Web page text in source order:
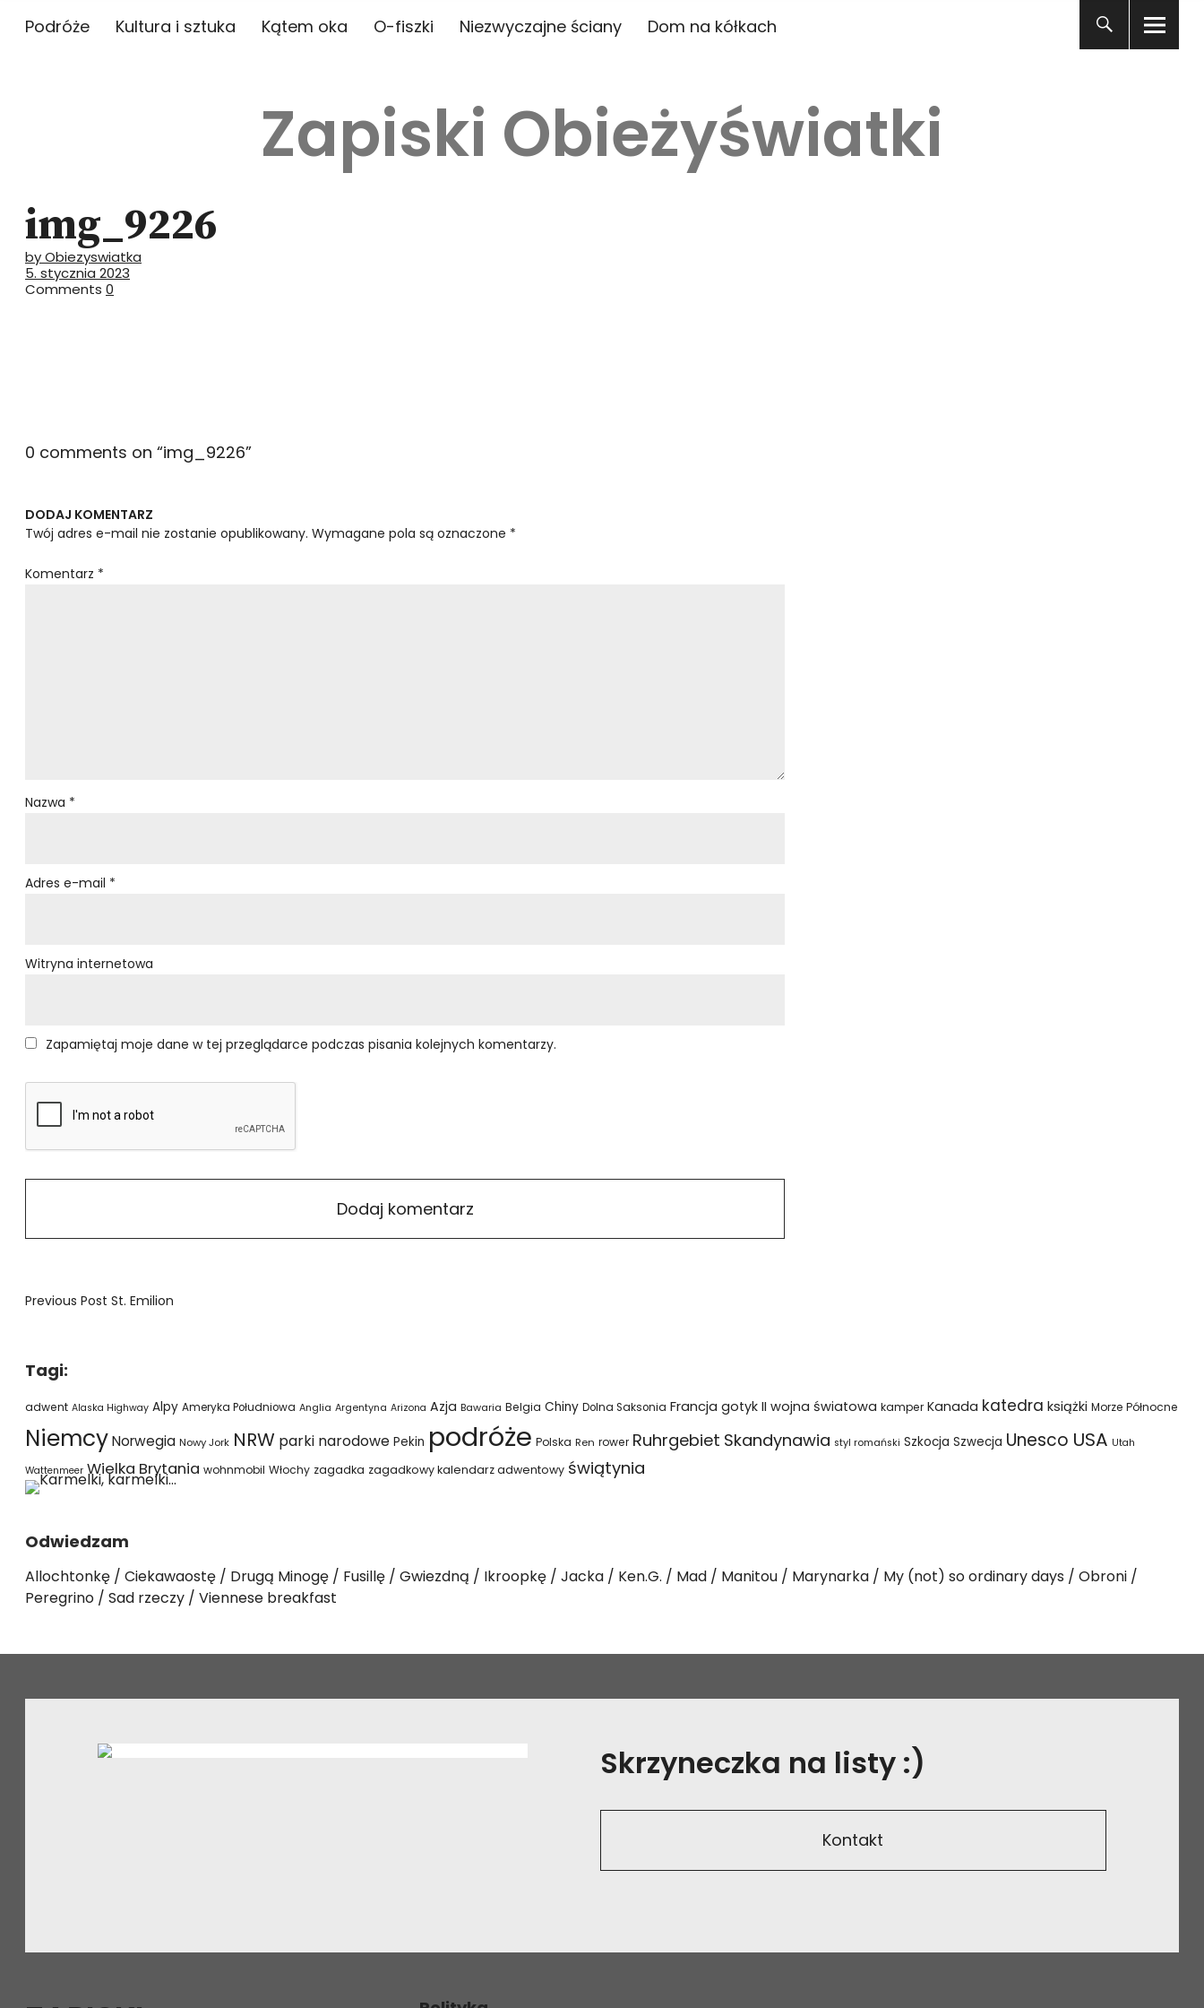
Podróże Kultura i sztuka Kątem oka O-fiszki Niezwyczajne ściany Dom na kółkach
Zapiski Obieżyświatki
img_9226
by Obiezyswiatka
5. stycznia 2023
Comments 0
0 comments on “img_9226”
DODAJ KOMENTARZ
Twój adres e-mail nie zostanie opublikowany. Wymagane pola są oznaczone *
Komentarz *
Nazwa *
Adres e-mail *
Witryna internetowa
Zapamiętaj moje dane w tej przeglądarce podczas pisania kolejnych komentarzy.
Previous Post St. Emilion
Tagi:
adwent Alaska Highway Alpy Ameryka Południowa Anglia Argentyna Arizona Azja Bawaria Belgia Chiny Dolna Saksonia Francja gotyk II wojna światowa kamper Kanada katedra książki Morze Północne
NiemcyNorwegia Nowy Jork NRW parki narodowe Pekin podróże Polska Ren rower Ruhrgebiet Skandynawia styl romański Szkocja Szwecja Unesco USA Utah
Wattenmeer Wielka Brytania wohnmobil Włochy zagadka zagadkowy kalendarz adwentowy świątynia
Odwiedzam
Allochtonkę Ciekawaostę Drugą Minogę Fusillę Gwiezdną Ikroopkę Jacka Ken.G. Mad Manitou Marynarka My (not) so ordinary days
Obroni
Peregrino
Sad rzeczy Viennese breakfast
Skrzyneczka na listy :)
Kontakt